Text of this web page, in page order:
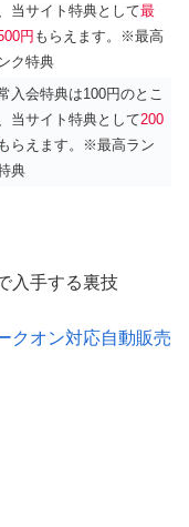
当サイト特典として最
円もらえます。※最高
ク特典
入会特典は100円のとこ
当サイト特典として200
もらえます。※最高ラン
典
入手する裏技
クオン対応自動販売